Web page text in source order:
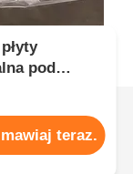
pod
teraz.